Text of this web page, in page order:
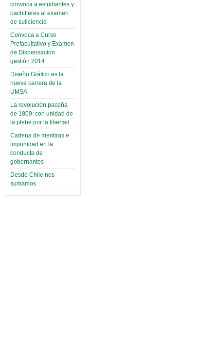
convoca a estudiantes y
bachilleres al examen
de suficiencia
Convoca a Curso
Prefacultativo y Examen
de Dispensación
gestión 2014
Diseño Gráfico es la
nueva carrera de la
UMSA
La revolución paceña
de 1809: con unidad de
la plebe por la libertad…
Cadena de mentiras e
impunidad en la
conducta de
gobernantes
Desde Chile nos
sumamos